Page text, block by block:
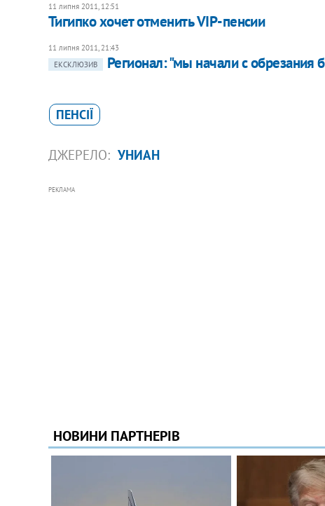
11 липня 2011, 12:51
Тигипко хочет отменить VIP-пенсии
11 липня 2011, 21:43
ЕКСКЛЮЗИВ
Регионал: "мы начали с обрезания
ПЕНСІЇ
ДЖЕРЕЛО: УНИАН
РЕКЛАМА